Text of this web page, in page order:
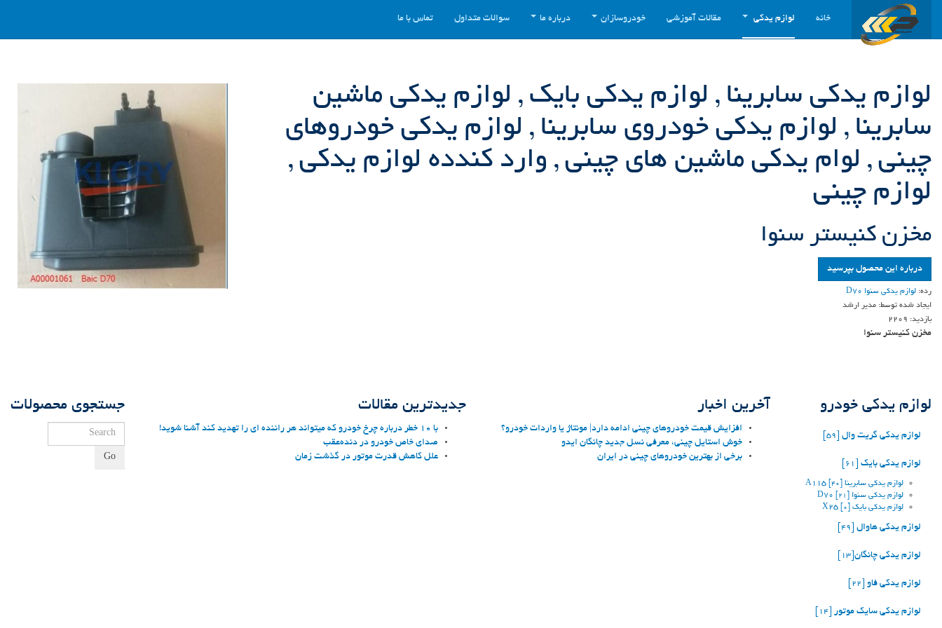
خانه لوازم یدکی مقالات آموزشی خودروسازان درباره ما سوالات متداول تماس با ما
لوازم یدکی سابرینا , لوازم یدکی بایک , لوازم یدکی ماشین
سابرینا , لوازم یدکی خودروی سابرینا , لوازم یدکی خودروهای
چینی , لوام یدکی ماشین های چینی , وارد کندده لوازم یدکی ,
لوازم چینی
مخزن کنیستر سنوا
درباره این محصول بپرسید
رده: لوازم یدکی سنوا D70
ایجاد شده توسط: مدیر ارشد
بازدید: 2209
مخزن کنیستر سنوا
لوازم یدکی خودرو
لوازم یدکی گریت وال
لوازم یدکی بایک
لوازم یدکی سابرینا A115 [40]
لوازم یدکی سنوا D70 [21]
لوازم یدکی بایک X25 [0]
لوازم یدکی هاوال
لوازم یدکی چانگان‬‎ [13]
لوازم یدکی فاو
لوازم یدکی سایک موتور
آخرین اخبار
افزایش قیمت خودروهای چینی ادامه دارد| مونتاژ یا واردات خودرو؟
خوش استایل چینی، معرفی نسل جدید چانگان ایدو
برخی از بهترین خودروهای چینی در ایران
جدیدترین مقالات
با 10 خطر درباره چرخ خودرو که میتواند هر راننده ای را تهدید کند آشنا شوید!
صدای خاص خودرو در دنده‌عقب
علل کاهش قدرت موتور در گذشت زمان
جستجوی محصولات
Go